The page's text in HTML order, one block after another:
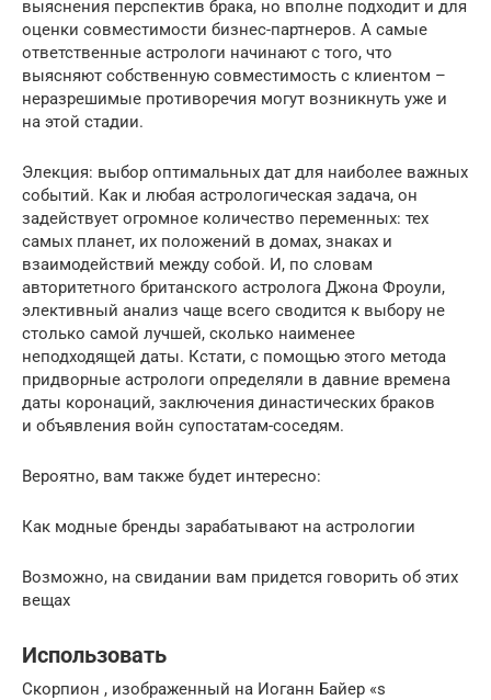
выяснения перспектив брака, но вполне подходит и для
оценки совместимости бизнес-партнеров. А самые
ответственные астрологи начинают с того, что
выясняют собственную совместимость с клиентом –
неразрешимые противоречия могут возникнуть уже и
на этой стадии.
Элекция: выбор оптимальных дат для наиболее важных
событий. Как и любая астрологическая задача, он
задействует огромное количество переменных: тех
самых планет, их положений в домах, знаках и
взаимодействий между собой. И, по словам
авторитетного британского астролога Джона Фроули,
элективный анализ чаще всего сводится к выбору не
столько самой лучшей, сколько наименее
неподходящей даты. Кстати, с помощью этого метода
придворные астрологи определяли в давние времена
даты коронаций, заключения династических браков
и объявления войн ­супостатам-соседям.
Вероятно, вам также будет интересно:
Как модные бренды зарабатывают на астрологии
Возможно, на свидании вам придется говорить об этих
вещах
Использовать
Скорпион , изображенный на Иоганн Байер «s